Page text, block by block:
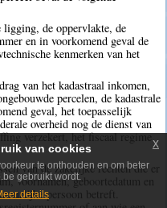
ligging, de oppervlakte, de
en in voorkomend geval de
kenmerken van het
van het kadastraal inkomen,
percelen, de kadastrale
geval, het toepasselijk
overheid nog de dienst van
verzekert, het fiscaal regime
van de zakelijke rechten die er
voornamen, geboortedatum en
persoon betreft.
van cookies
te onthouden en om beter
gebruikt wordt.
details
x